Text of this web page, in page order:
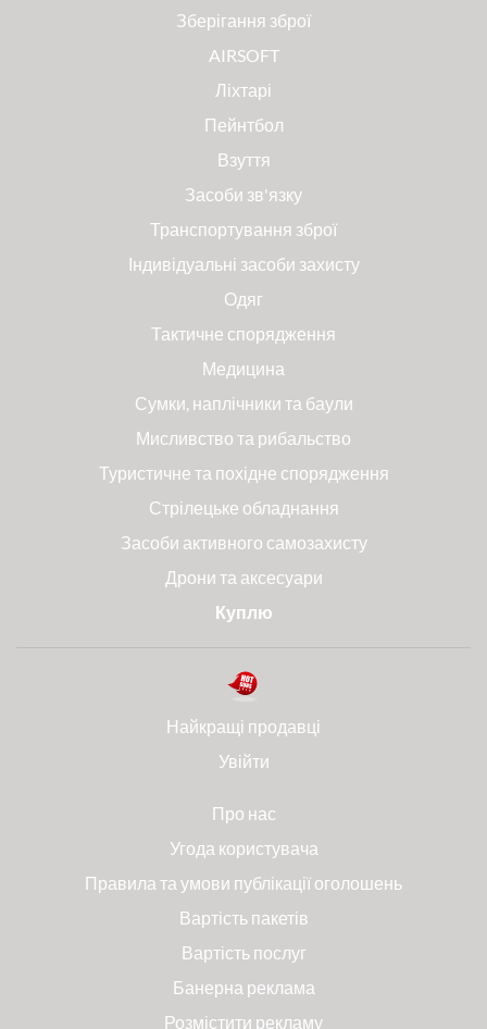
Зберігання зброї
AIRSOFT
Ліхтарі
Пейнтбол
Взуття
Засоби зв'язку
Транспортування зброї
Індивідуальні засоби захисту
Одяг
Тактичне спорядження
Медицина
Сумки, наплічники та баули
Мисливство та рибальство
Туристичне та похідне спорядження
Стрілецьке обладнання
Засоби активного самозахисту
Дрони та аксесуари
Куплю
Найкращі продавці
Увійти
Про нас
Угода користувача
Правила та умови публікації оголошень
Вартість пакетів
Вартість послуг
Банерна реклама
Розмістити рекламу